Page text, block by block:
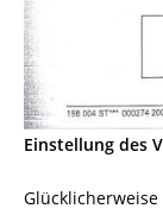
Einstellung des